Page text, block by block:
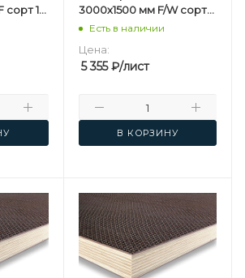
1/1
3000х1500 мм F/W сорт
1/1 березовая
Есть в наличии
Цена:
5 355₽/лист
В КОРЗИНУ